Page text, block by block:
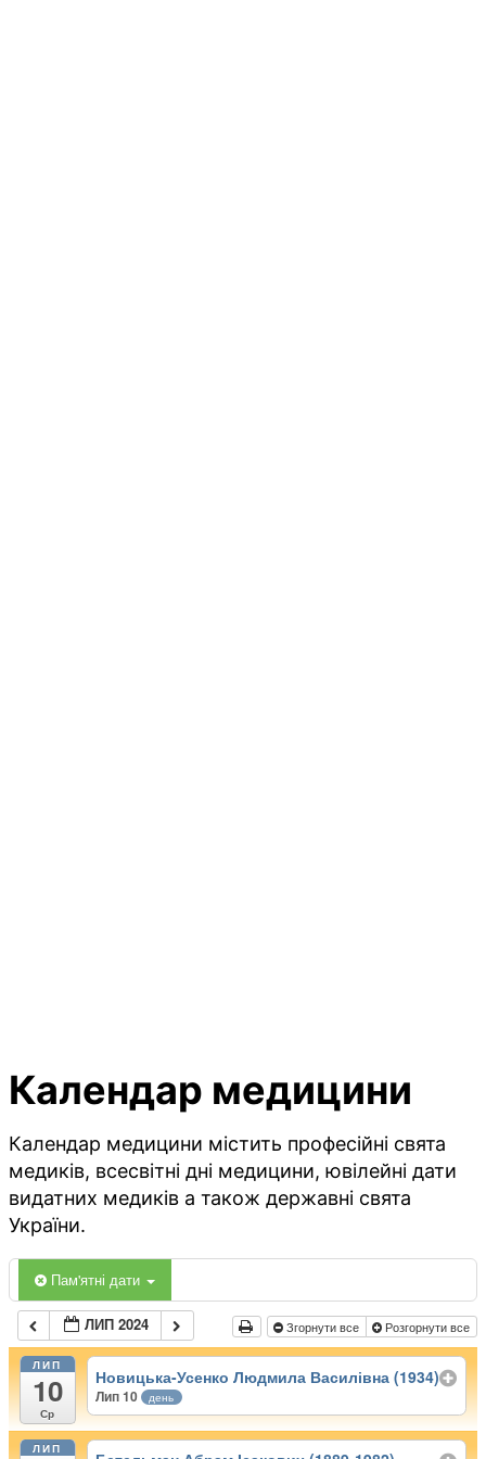
Календар медицини
Календар медицини містить професійні свята
медиків, всесвітні дні медицини, ювілейні дати
видатних медиків а також державні свята
України.
Пам'ятні дати
ЛИП 2024 Згорнути все Розгорнути все
ЛИП
10
Ср
Новицька-Усенко Людмила Василівна (1934)
Лип 10 день
ЛИП